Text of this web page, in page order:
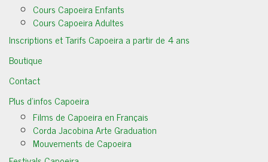
Cours Capoeira Enfants
Cours Capoeira Adultes
Inscriptions et Tarifs Capoeira a partir de 4 ans
Boutique
Contact
Plus d’infos Capoeira
Films de Capoeira en Français
Corda Jacobina Arte Graduation
Mouvements de Capoeira